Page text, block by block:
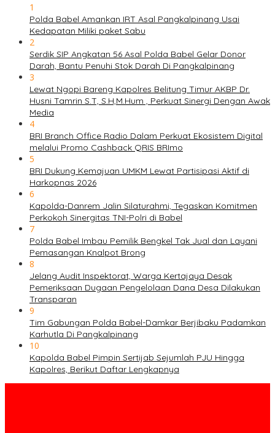
1
Polda Babel Amankan IRT Asal Pangkalpinang Usai
Kedapatan Miliki paket Sabu
2
Serdik SIP Angkatan 56 Asal Polda Babel Gelar Donor
Darah, Bantu Penuhi Stok Darah Di Pangkalpinang
3
Lewat Ngopi Bareng Kapolres Belitung Timur AKBP Dr.
Husni Tamrin S.T, S.H,M.Hum , Perkuat Sinergi Dengan Awak
Media
4
BRI Branch Office Radio Dalam Perkuat Ekosistem Digital
melalui Promo Cashback QRIS BRImo
5
BRI Dukung Kemajuan UMKM Lewat Partisipasi Aktif di
Harkopnas 2026
6
Kapolda-Danrem Jalin Silaturahmi, Tegaskan Komitmen
Perkokoh Sinergitas TNI-Polri di Babel
7
Polda Babel Imbau Pemilik Bengkel Tak Jual dan Layani
Pemasangan Knalpot Brong
8
Jelang Audit Inspektorat, Warga Kertajaya Desak
Pemeriksaan Dugaan Pengelolaan Dana Desa Dilakukan
Transparan
9
Tim Gabungan Polda Babel-Damkar Berjibaku Padamkan
Karhutla Di Pangkalpinang
10
Kapolda Babel Pimpin Sertijab Sejumlah PJU Hingga
Kapolres, Berikut Daftar Lengkapnya